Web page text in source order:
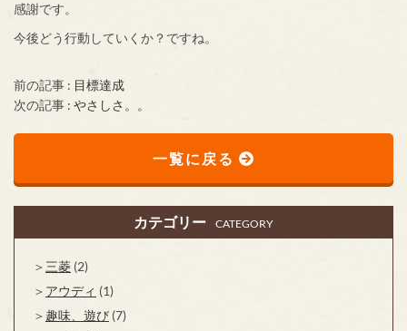
感謝です。
今後どう行動していくか？ですね。
前の記事 : 目標達成
次の記事 : やさしさ。。
一覧に戻る
カテゴリー CATEGORY
三菱 (2)
アウディ (1)
趣味、遊び (7)